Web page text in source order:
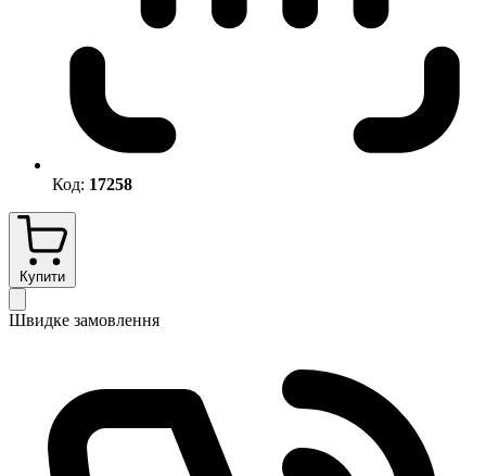
Код: 17258
Купити
Швидке замовлення